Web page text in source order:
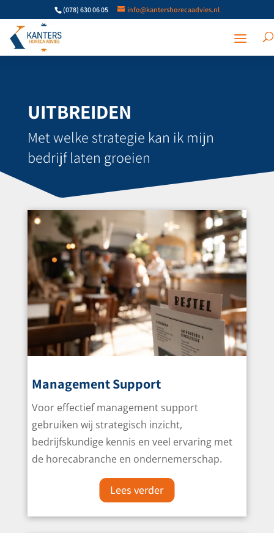
(078) 630 06 05 info@kantershorecaadvies.nl
UITBREIDEN
Met welke strategie kan ik mijn
bedrijf laten groeien
Management Support
Voor effectief management support
gebruiken wij strategisch inzicht,
bedrijfskundige kennis en veel ervaring met
de horecabranche en ondernemerschap.
Lees verder